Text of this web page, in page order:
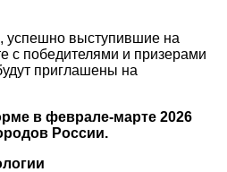
успешно выступившие на
с победителями и призерами
приглашены на
в феврале-марте 2026
России.